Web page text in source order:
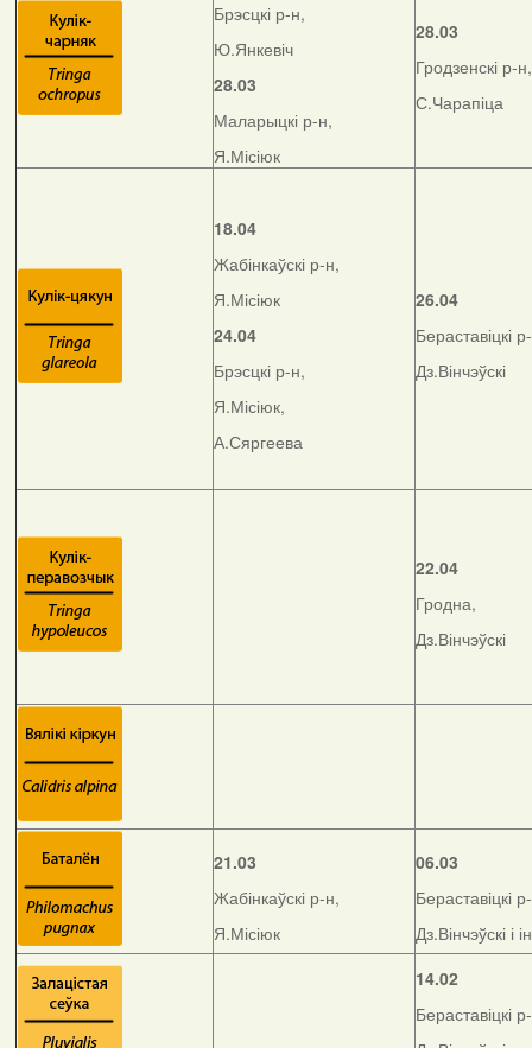
Брэсцкі р-н,
Ю.Янкевіч
28.03
Маларыцкі р-н,
Я.Місіюк
28.03
Гродзенскі р-н,
С.Чарапіца
18.04
Жабінкаўскі р-н,
Я.Місіюк
24.04
Брэсцкі р-н,
Я.Місіюк,
А.Сяргеева
26.04
Бераставіцкі
Дз.Вінчэўскі
22.04
Гродна,
Дз.Вінчэўскі
21.03
Жабінкаўскі р-н,
Я.Місіюк
06.03
Бераставіцкі
Дз.Вінчэўскі і
14.02
Бераставіцкі